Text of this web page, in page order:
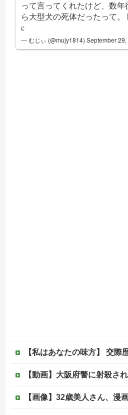
って言ってくれたけど、数
ら大型犬の死体だったって。
c
— むじぃ (@mujy1814)September 29,
【私はあなたの味方】 交際歴ゼロの同級生宅に唐揚げ
【動画】大阪府警に射殺されたオッサン
【画像】32歳美人さん、漫画グッズの注文キャン